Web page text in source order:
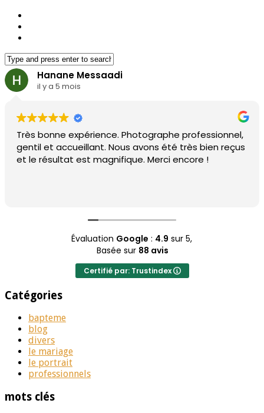
Hanane Messaadi
il y a 5 mois
Très bonne expérience. Photographe professionnel,
gentil et accueillant. Nous avons été très bien reçus
et le résultat est magnifique. Merci encore !
Évaluation Google : 4.9 sur 5,
Basée sur 88 avis
Certifié par: Trustindex
Catégories
bapteme
blog
divers
le mariage
le portrait
professionnels
mots clés